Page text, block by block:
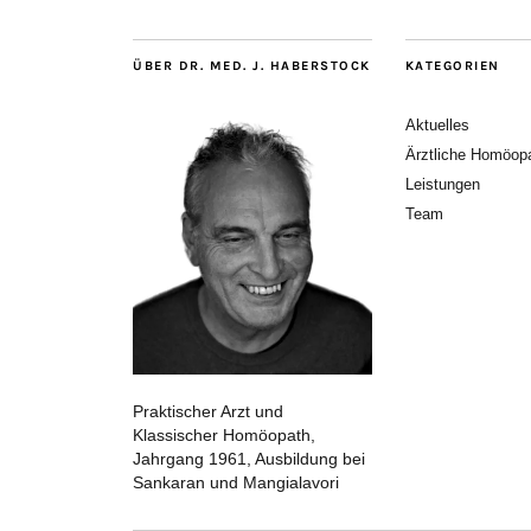
ÜBER DR. MED. J. HABERSTOCK
Praktischer Arzt und
Klassischer Homöopath,
Jahrgang 1961, Ausbildung bei
Sankaran und Mangialavori
KATEGORIEN
Aktuelles
Ärztliche
Leistungen
Team